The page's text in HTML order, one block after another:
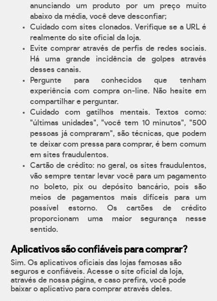
anunciando um produto por um preço muito
abaixo da média, você deve desconfiar;
Cuidado com sites clonados. Verifique se a URL é
realmente do site oficial da loja.
Evite comprar através de perfis de redes sociais.
Há uma grande incidência de golpes através
desses canais.
Pergunte para conhecidos que tenham
experiência com compra on-line. Não hesite em
compartilhar e perguntar.
Cuidado com gatilhos mentais. Textos como:
"últimas unidades", "você tem 10 minutos", "500
pessoas já compraram", são técnicas, que podem
te deixar com pressa para comprar, é bem comum
em sites fraudulentos.
Cartão de crédito: no geral, os sites fraudulentos,
vão sempre tentar levar você para um pagamento
no boleto, pix ou depósito bancário, pois são
meios de pagamentos mais difíceis para um
possível estorno. Os cartões de crédito
proporcionam uma maior segurança nesse
sentido.
Aplicativos são confiáveis para comprar?
Sim. Os aplicativos oficiais das lojas famosas são
seguros e confiáveis. Acesse o site oficial da loja,
através de nossa página, e caso prefira, você pode
baixar o aplicativo para comprar através deles.